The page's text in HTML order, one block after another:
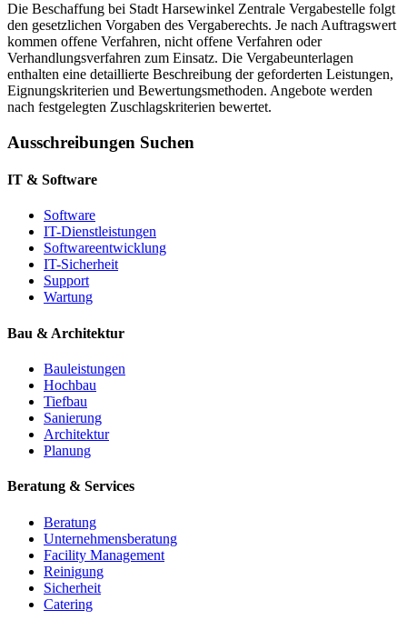
Die Beschaffung bei Stadt Harsewinkel Zentrale Vergabestelle folgt
den gesetzlichen Vorgaben des Vergaberechts. Je nach Auftragswert
kommen offene Verfahren, nicht offene Verfahren oder
Verhandlungsverfahren zum Einsatz. Die Vergabeunterlagen
enthalten eine detaillierte Beschreibung der geforderten Leistungen,
Eignungskriterien und Bewertungsmethoden. Angebote werden
nach festgelegten Zuschlagskriterien bewertet.
Ausschreibungen Suchen
IT & Software
Software
IT-Dienstleistungen
Softwareentwicklung
IT-Sicherheit
Support
Wartung
Bau & Architektur
Bauleistungen
Hochbau
Tiefbau
Sanierung
Architektur
Planung
Beratung & Services
Beratung
Unternehmensberatung
Facility Management
Reinigung
Sicherheit
Catering